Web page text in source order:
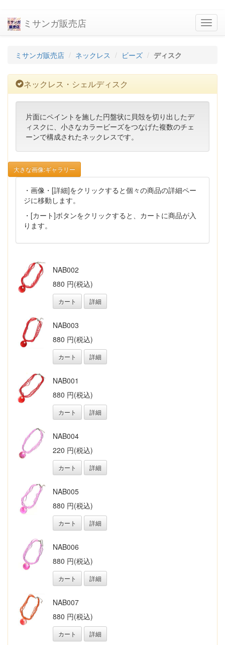
ミサンガ販売店
ミサンガ販売店 ネックレス ビーズ ディスク
ネックレス・シェルディスク
片面にペイントを施した円盤状に貝殻を切り出したデ
ィスクに、小さなカラービーズをつなげた複数のチェ
ーンで構成されたネックレスです。
大きな画像:ギャラリー
・画像・[詳細]をクリックすると個々の商品の詳細ペー
ジに移動します。
・[カート]ボタンをクリックすると、カートに商品が入
ります。
NAB002
880 円(税込)
カート 詳細
NAB003
880 円(税込)
カート 詳細
NAB001
880 円(税込)
カート 詳細
NAB004
220 円(税込)
カート 詳細
NAB005
880 円(税込)
カート 詳細
NAB006
880 円(税込)
カート 詳細
NAB007
880 円(税込)
カート 詳細